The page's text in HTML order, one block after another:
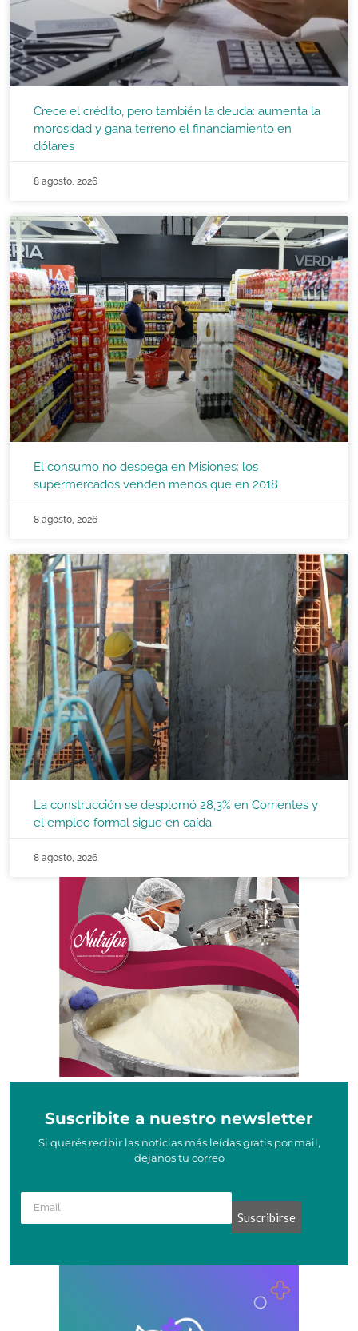
Crece el crédito, pero también la deuda: aumenta la
morosidad y gana terreno el financiamiento en
dólares
8 agosto, 2026
El consumo no despega en Misiones: los
supermercados venden menos que en 2018
8 agosto, 2026
La construcción se desplomó 28,3% en Corrientes y
el empleo formal sigue en caída
8 agosto, 2026
Suscribite a nuestro newsletter
Si querés recibir las noticias más leídas gratis por mail,
dejanos tu correo
Suscribirse